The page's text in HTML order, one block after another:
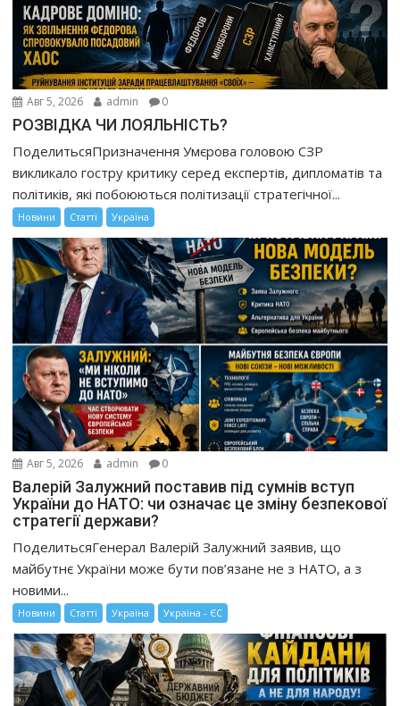
Авг 5, 2026 admin 0
РОЗВІДКА ЧИ ЛОЯЛЬНІСТЬ?
ПоделитьсяПризначення Умєрова головою СЗР
викликало гостру критику серед експертів, дипломатів та
політиків, які побоюються політизації стратегічної...
Новини Статті Україна
Авг 5, 2026 admin 0
Валерій Залужний поставив під сумнів вступ
України до НАТО: чи означає це зміну безпекової
стратегії держави?
ПоделитьсяГенерал Валерій Залужний заявив, що
майбутнє України може бути пов’язане не з НАТО, а з
новими...
Новини Статті Україна Україна - ЄС